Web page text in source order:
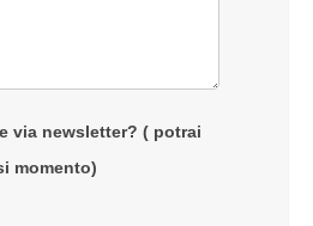
via newsletter? ( potrai
momento)